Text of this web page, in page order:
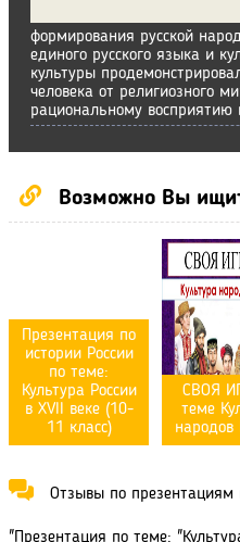
формирования русской
единого русского языка и
культуры
человека от религиозного
рациональному восприятию
Возможно Вы
Презентация по
истории России
по теме:
Культура России
в XVII веке (10-
11 класс)
СВОЯ
теме
народов
Отзывы по презентациям
"Презентация по теме: